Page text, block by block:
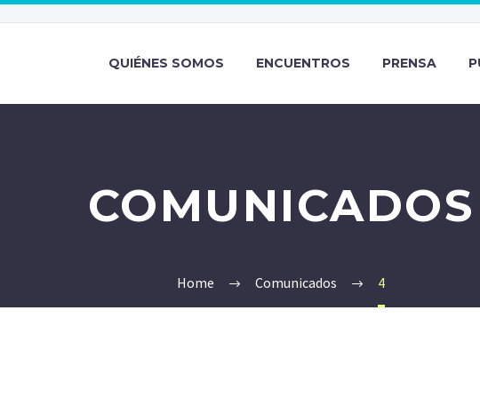
QUIÉNES SOMOS ENCUENTROS PRENSA
COMUNICADOS
Home Comunicados 4